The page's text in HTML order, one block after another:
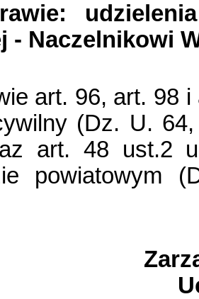
- Naczelnikowi
art. 96, art. 98
(Dz. U.
art. 48 ust.2
powiatowym